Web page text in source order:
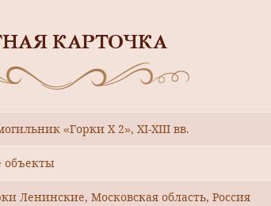
КАРТОЧКА
«Горки X 2», XI-XIII вв.
Ленинские, Московская область, Россия